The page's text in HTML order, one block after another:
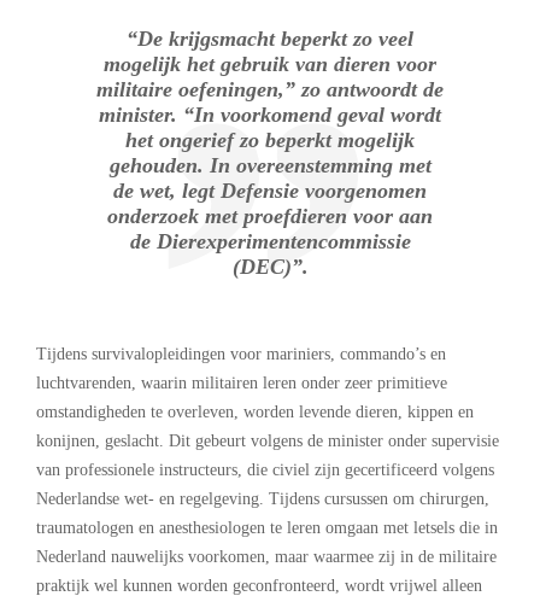
“De krijgsmacht beperkt zo veel
mogelijk het gebruik van dieren voor
militaire oefeningen,” zo antwoordt de
minister. “In voorkomend geval wordt
het ongerief zo beperkt mogelijk
gehouden. In overeenstemming met
de wet, legt Defensie voorgenomen
onderzoek met proefdieren voor aan
de Dierexperimentencommissie
(DEC)”.
Tijdens survivalopleidingen voor mariniers, commando’s en
luchtvarenden, waarin militairen leren onder zeer primitieve
omstandigheden te overleven, worden levende dieren, kippen en
konijnen, geslacht. Dit gebeurt volgens de minister onder supervisie
van professionele instructeurs, die civiel zijn gecertificeerd volgens
Nederlandse wet- en regelgeving. Tijdens cursussen om chirurgen,
traumatologen en anesthesiologen te leren omgaan met letsels die in
Nederland nauwelijks voorkomen, maar waarmee zij in de militaire
praktijk wel kunnen worden geconfronteerd, wordt vrijwel alleen